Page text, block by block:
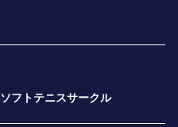
ソフトテニスサークル